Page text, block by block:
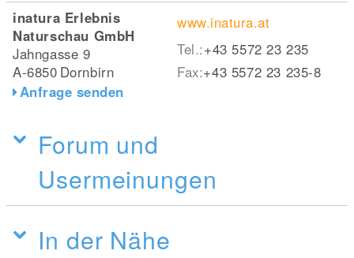
inatura Erlebnis
Naturschau GmbH
Jahngasse 9
A-6850 Dornbirn
Anfrage senden
www.inatura.at
Tel.:+43 5572 23 235
Fax:+43 5572 23 235-8
Forum und
Usermeinungen
In der Nähe